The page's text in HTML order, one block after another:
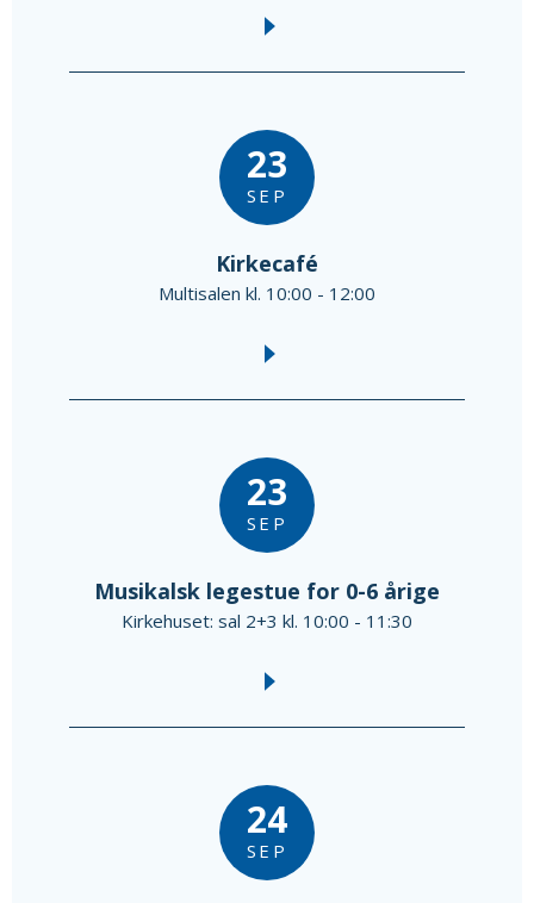
23
SEP
Kirkecafé
Multisalen kl. 10:00 - 12:00
23
SEP
Musikalsk legestue for 0-6 årige
Kirkehuset: sal 2+3 kl. 10:00 - 11:30
24
SEP